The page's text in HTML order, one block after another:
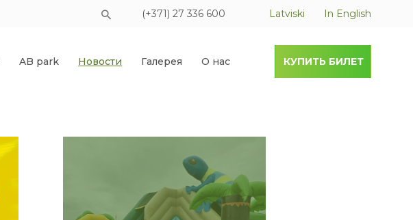
(+371) 27 336 600 Latviski In English
AB park Новости Галерея О нас КУПИТЬ БИЛЕТ